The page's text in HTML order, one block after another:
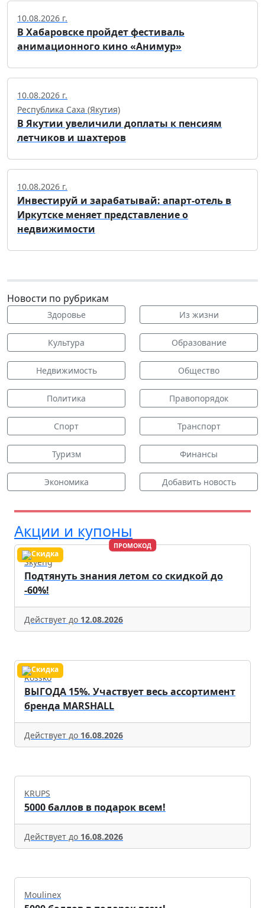
10.08.2026 г.
В Хабаровске пройдет фестиваль
анимационного кино «Анимур»
10.08.2026 г.
Республика Саха (Якутия)
В Якутии увеличили доплаты к пенсиям
летчиков и шахтеров
10.08.2026 г.
Инвестируй и зарабатывай: апарт-отель в
Иркутске меняет представление о
недвижимости
Новости по рубрикам
Здоровье Из жизни
Культура Образование
Недвижимость Общество
Политика Правопорядок
Спорт Транспорт
Туризм Финансы
Экономика Добавить новость
Акции и купоны
ПРОМОКОД
Skyeng
Подтянуть знания летом со скидкой до
-60%!
Действует до 12.08.2026
Rossko
ВЫГОДА 15%. Участвует весь ассортимент
бренда MARSHALL
Действует до 16.08.2026
KRUPS
5000 баллов в подарок всем!
Действует до 16.08.2026
Moulinex